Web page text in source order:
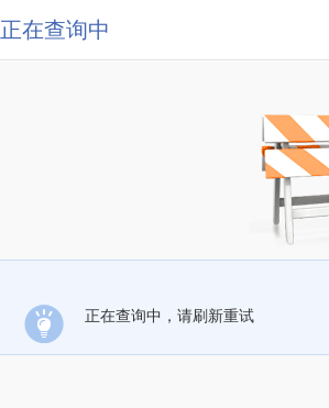
正在查询中
正在查询中，请刷新重试